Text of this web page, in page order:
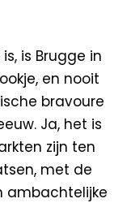
is Brugge in
en nooit
bravoure
Ja, het is
zijn ten
met de
ambachtelijke